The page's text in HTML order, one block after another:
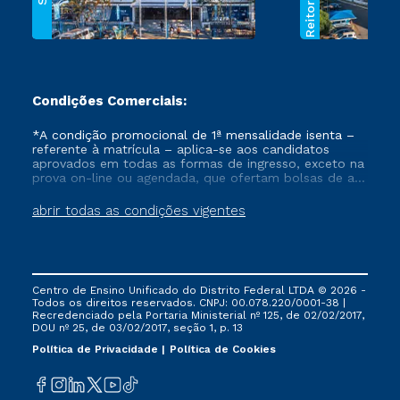
Condições Comerciais:
abrir todas as condições vigentes
*A condição promocional de 1ª mensalidade isenta –
referente à matrícula – aplica-se aos candidatos
aprovados em todas as formas de ingresso, exceto na
prova on-line ou agendada, que ofertam bolsas de até
vigente, que ainda não tenham efetivado e/ou não
tenham cancelado ou trancado sua matrícula em uma
via FIES, Prouni e outros programas governamentais, e
não se acumula com nenhuma outra campanha
ofertada pela Instituição.
Centro de Ensino Unificado do Distrito Federal LTDA © 2026 -
Todos os direitos reservados. CNPJ: 00.078.220/0001-38 |
Recredenciado pela Portaria Ministerial nº 125, de 02/02/2017,
DOU nº 25, de 03/02/2017, seção 1, p. 13
Política de Privacidade
Política de Cookies